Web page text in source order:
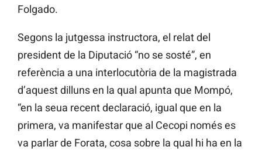
Folgado.
Segons la jutgessa instructora, el relat del
president de la Diputació “no se sosté”, en
referència a una interlocutòria de la magistrada
d’aquest dilluns en la qual apunta que Mompó,
“en la seua recent declaració, igual que en la
primera, va manifestar que al Cecopi només es
va parlar de Forata, cosa sobre la qual hi ha en la